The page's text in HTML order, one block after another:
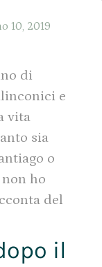
10, 2019
di
e
vita
sia
o
ho
del
il